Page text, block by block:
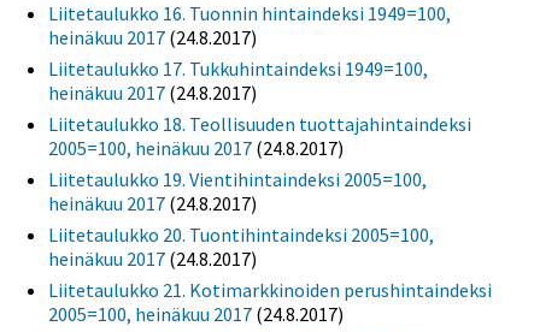
Liitetaulukko 16. Tuonnin hintaindeksi 1949=100,
heinäkuu 2017 (24.8.2017)
Liitetaulukko 17. Tukkuhintaindeksi 1949=100,
heinäkuu 2017 (24.8.2017)
Liitetaulukko 18. Teollisuuden tuottajahintaindeksi
2005=100, heinäkuu 2017 (24.8.2017)
Liitetaulukko 19. Vientihintaindeksi 2005=100,
heinäkuu 2017 (24.8.2017)
Liitetaulukko 20. Tuontihintaindeksi 2005=100,
heinäkuu 2017 (24.8.2017)
Liitetaulukko 21. Kotimarkkinoiden perushintaindeksi
2005=100, heinäkuu 2017 (24.8.2017)